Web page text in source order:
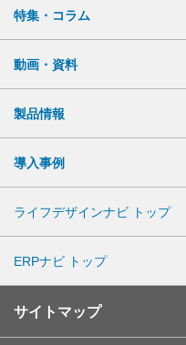
特集・コラム
動画・資料
製品情報
導入事例
ライフデザインナビ トップ
ERPナビ トップ
サイトマップ